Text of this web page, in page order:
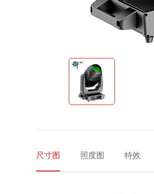
尺寸图 照度图 特效